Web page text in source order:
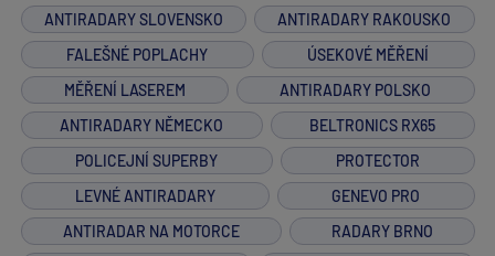
ANTIRADARY SLOVENSKO
ANTIRADARY RAKOUSKO
FALEŠNÉ POPLACHY
ÚSEKOVÉ MĚŘENÍ
MĚŘENÍ LASEREM
ANTIRADARY POLSKO
ANTIRADARY NĚMECKO
BELTRONICS RX65
POLICEJNÍ SUPERBY
PROTECTOR
LEVNÉ ANTIRADARY
GENEVO PRO
ANTIRADAR NA MOTORCE
RADARY BRNO